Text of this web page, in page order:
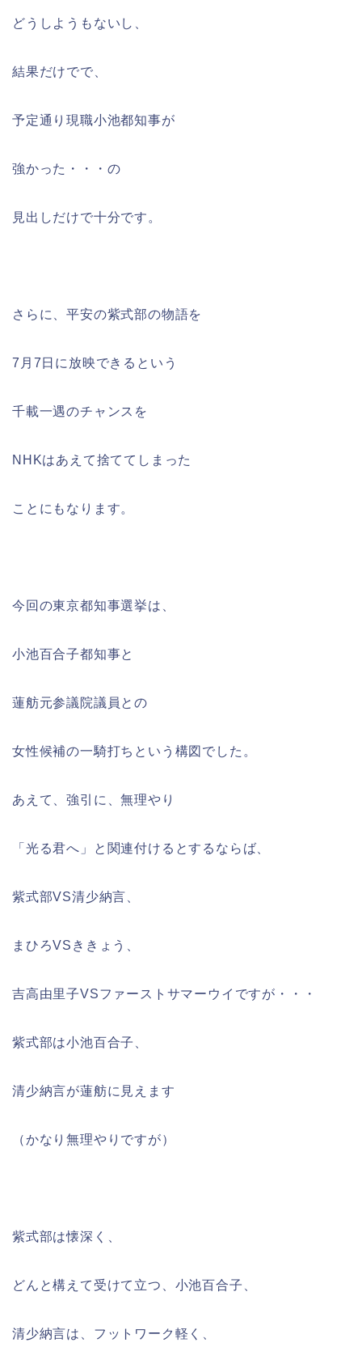
どうしようもないし、
結果だけでで、
予定通り現職小池都知事が
強かった・・・の
見出しだけで十分です。
さらに、平安の紫式部の物語を
7月7日に放映できるという
千載一遇のチャンスを
NHKはあえて捨ててしまった
ことにもなります。
今回の東京都知事選挙は、
小池百合子都知事と
蓮舫元参議院議員との
女性候補の一騎打ちという構図でした。
あえて、強引に、無理やり
「光る君へ」と関連付けるとするならば、
紫式部VS清少納言、
まひろVSききょう、
吉高由里子VSファーストサマーウイですが・・・
紫式部は小池百合子、
清少納言が蓮舫に見えます
（かなり無理やりですが）
紫式部は懐深く、
どんと構えて受けて立つ、小池百合子、
清少納言は、フットワーク軽く、